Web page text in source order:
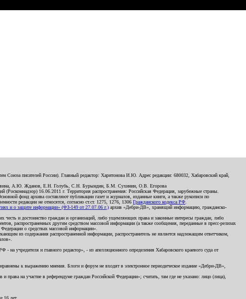
Союза писателей России). Главный редактор: Харитонова И.Ю. Адрес редакции: 680032, Хабаровский край,
А.Ю. Жданов, Е.Н. Голубь, С.Н. Бурындин, Б.М. Сухинин, О.В. Егорова
16.06.2011 г. Территория распространения: Российская Федерация, зарубежные страны.
фонд архива составляют публикации газет и журналов, изданные книги, а также рукописи по
редакции не относятся, согласно ст.ст. 1275, 1276, 1306 Гражданского кодекса РФ
и о защите информации» (ФЗ-149 от 27.07.06 г.) архив «Дебри-ДВ», хранящий информацию, гражданско-
честь и достоинство граждан и организаций, либо ущемляющих права и законные интересы граждан, либо
распространенных другим средством массовой информации (а также сообщения, переданные в пресс-релизах
о средствах массовой информации».
из содержания распространенной информации, распространитель не является надлежащим ответчиком,
учредителя и главного редактор», - из апелляционного определения Хабаровского краевого суда от
к выражению мнения. Блоги и форум не входят в электронное периодическое издание «Дебри-ДВ»,
на участие в референдуме граждан Российской Федерации»; считать, там где не указано: лицо (лица),
16 лет.